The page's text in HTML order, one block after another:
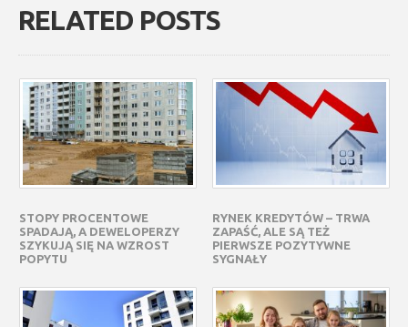
RELATED POSTS
STOPY PROCENTOWE
SPADAJĄ, A DEWELOPERZY
SZYKUJĄ SIĘ NA WZROST
POPYTU
RYNEK KREDYTÓW – TRWA
ZAPAŚĆ, ALE SĄ TEŻ
PIERWSZE POZYTYWNE
SYGNAŁY